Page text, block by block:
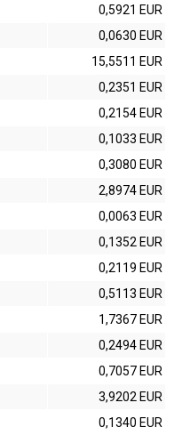
0,5921 EUR
0,0630 EUR
15,5511 EUR
0,2351 EUR
0,2154 EUR
0,1033 EUR
0,3080 EUR
2,8974 EUR
0,0063 EUR
0,1352 EUR
0,2119 EUR
0,5113 EUR
1,7367 EUR
0,2494 EUR
0,7057 EUR
3,9202 EUR
0,1340 EUR